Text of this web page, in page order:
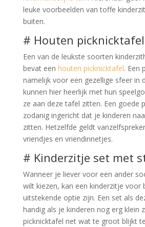
leuke voorbeelden van toffe
buiten.
# Houten
Een van de leukste soorten
bevat een houten picknicktafel. Een
namelijk voor een gezellige sfeer in
kunnen hier heerlijk met hun
ze aan deze tafel zitten. Een goede
zodanig ingericht dat je kinderen
zitten. Hetzelfde geldt
vriendjes en vriendinnetjes.
# Kinderzitje set met
Wanneer je liever voor een ander
wilt kiezen, kan een kinderzitje voor
uitstekende optie zijn. Een set als
handig als je kinderen nog erg klein
picknicktafel net wat te groot blijkt